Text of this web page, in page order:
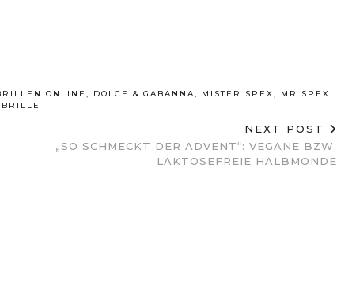
ONLINE , DOLCE & GABANNA, MISTER SPEX, MR SPEX
NEXT POST
„SO SCHMECKT DER ADVENT“: VEGANE BZW.
LAKTOSEFREIE HALBMONDE